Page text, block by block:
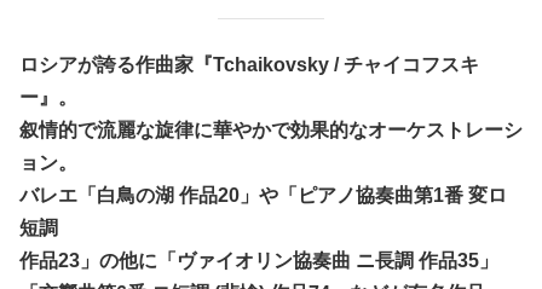
ロシアが誇る作曲家『Tchaikovsky / チャイコフスキ
ー』。
叙情的で流麗な旋律に華やかで効果的なオーケストレーシ
ョン。
バレエ「白鳥の湖 作品20」や「ピアノ協奏曲第1番 変ロ
短調
作品23」の他に「ヴァイオリン協奏曲 ニ長調 作品35」